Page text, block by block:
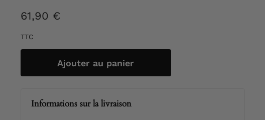
Prix
61,90 €61,90
TTC
Ajouter au panier
Informations sur la livraison